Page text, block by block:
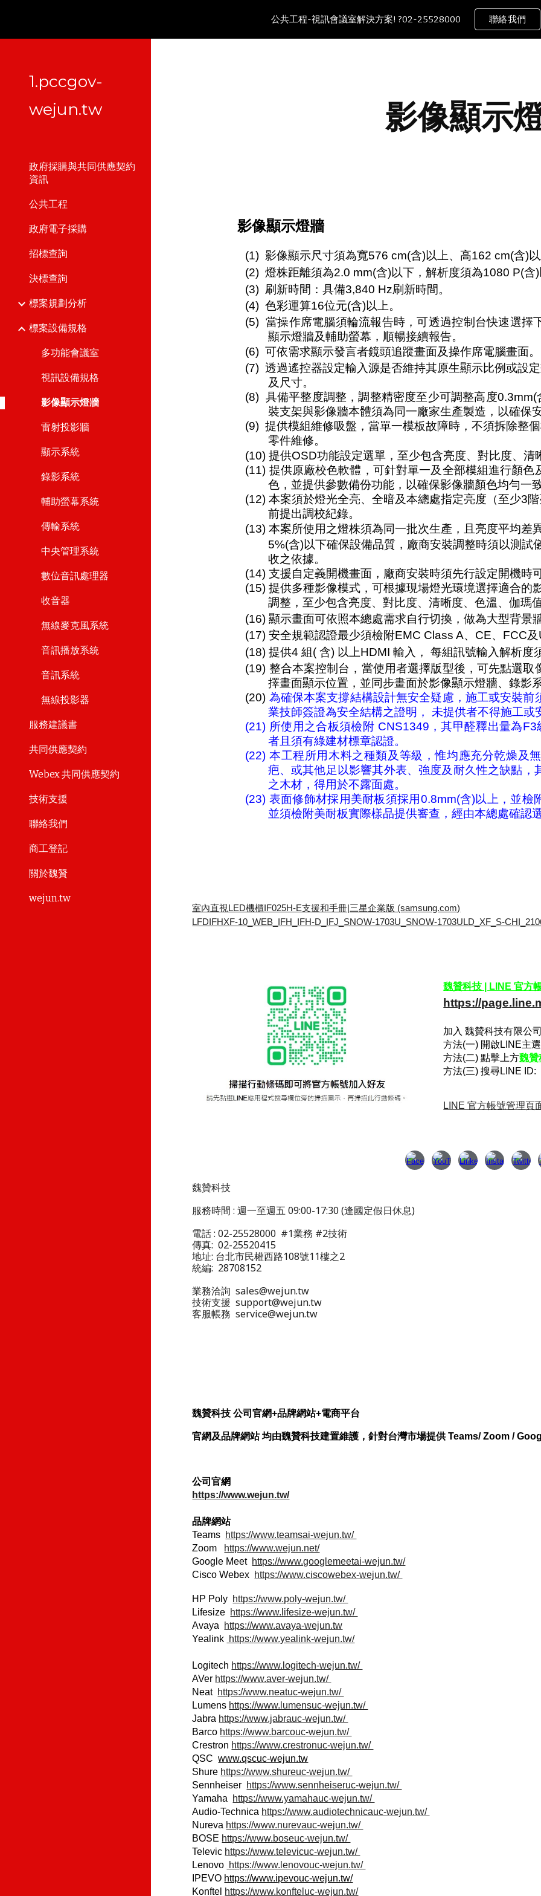
Skip to main content Skip to
公共工程-視訊會議室解決方案! ?02-25528000 聯絡我們
1.pccgov-
wejun.tw
政府採購與共同供應契約
資訊
公共工程
政府電子採購
招標查詢
決標查詢
標案規劃分析
標案設備規格
多功能會議室
視訊設備規格
影像顯示燈牆
雷射投影牆
顯示系統
錄影系統
輔助螢幕系統
傳輸系統
中央管理系統
數位音訊處理器
收音器
無線麥克風系統
音訊播放系統
音訊系統
無線投影器
服務建議書
共同供應契約
Webex 共同供應契約
技術支援
聯絡我們
商工登記
關於魏贊
wejun.tw
影像顯示
影像顯示燈牆
(1) 影像顯示尺寸須為寬576 cm(含)以上、高162 cm(含)以
(2) 燈株距離須為2.0 mm(含)以下，解析度須為1080 P(含)
(3) 刷新時間：具備3,840 Hz刷新時間。
(4) 色彩運算16位元(含)以上。
(5) 當操作席電腦須輪流報告時，可透過控制台快速選擇
顯示燈牆及輔助螢幕，順暢接續報告。
(6) 可依需求顯示發言者鏡頭追蹤畫面及操作席電腦畫面。
(7) 透過遙控器設定輸入源是否維持其原生顯示比例或設
及尺寸。
(8) 具備平整度調整，調整精密度至少可調整高度
裝支架與影像牆本體須為同一廠家生產製造，以確保
(9) 提供模組維修吸盤，當單一模板故障時，不須拆除整
零件維修。
(10) 提供OSD功能設定選單，至少包含亮度、對比度、清
(11) 提供原廠校色軟體，可針對單一及全部模組進行顏
色，並提供參數備份功能，以確保影像牆顏色均勻一致
(12) 本案須於燈光全亮、全暗及本總處指定亮度（至少3
前提出調校紀錄。
(13) 本案所使用之燈株須為同一批次生產，且亮度平均差
5%(含)以下確保設備品質，廠商安裝調整時須以測試
收之依據。
(14) 支援自定義開機畫面，廠商安裝時須先行設定開機時
(15) 提供多種影像模式，可根據現場燈光環境選擇適合的
調整，至少包含亮度、對比度、清晰度、色溫、伽瑪
(16) 顯示畫面可依照本總處需求自行切換，做為大型背景
(17) 安全規範認證最少須檢附EMC Class A、CE、FCC及
(18) 提供4 組( 含) 以上HDMI 輸入， 每組訊號輸入解析度
(19) 整合本案控制台，當使用者選擇版型後，可先點選
擇畫面顯示位置，並同步畫面於影像顯示燈牆、錄影
(20) 為確保本案支撐結構設計無安全疑慮，施工或安裝
業技師簽證為安全結構之證明， 未提供者不得施工或
(21) 所使用之合板須檢附 CNS1349，其甲醛釋出量為
者且須有綠建材標章認證。
(22) 本工程所用木料之種類及等級，惟均應充分乾燥及
疤、或其他足以影響其外表、強度及耐久性之缺點
之木材，得用於不露面處。
(23) 表面修飾材採用美耐板須採用0.8mm(含)以上，並檢
並須檢附美耐板實際樣品提供審查，經由本總處確認
室內直視LED機櫃IF025H-E支援和手冊|三星企業版 (samsung.com)
LFDIFHXF-10_WEB_IFH_IFH-D_IFJ_SNOW-1703U_SNOW-1703ULD_XF_S-
魏贊科技 | LINE 官方
https://
加入 魏贊科技有限公
方法(一) 開啟LINE主
方法(二) 點擊上方魏贊
方法(三) 搜尋LINE ID:
LINE 官方帳號管理頁
魏贊科技
服務時間 : 週一至週五 09:00-17:30 (逢國定假日休息)
電話 : 02-25528000 #1業務 #2技術
傳真: 02-25520415
地址: 台北市民權西路108號11樓之2
統編: 28708152
業務洽詢 sales@wejun.tw
技術支援 support@wejun.tw
客服帳務 service@wejun.tw
魏贊科技 公司官網+品牌網站+電商平台
官網及品牌網站 均由魏贊科技建置維護，針對台灣市場提供 Teams/ Zoom /
公司官網
https://www.wejun.tw/
品牌網站
Teams https://www.teamsai-wejun.tw/
Zoom https://www.wejun.net/
Google Meet https://www.googlemeetai-wejun.tw/
Cisco Webex https://www.ciscowebex-wejun.tw/
HP Poly https://www.poly-wejun.tw/
Lifesize https://www.lifesize-wejun.tw/
Avaya https://www.avaya-wejun.tw
Yealink https://www.yealink-wejun.tw/
Logitech https://www.logitech-wejun.tw/
AVer https://www.aver-wejun.tw/
Neat https://www.neatuc-wejun.tw/
Lumens https://www.lumensuc-wejun.tw/
Jabra https://www.jabrauc-wejun.tw/
Barco https://www.barcouc-wejun.tw/
Crestron https://www.crestronuc-wejun.tw/
QSCwww.qscuc-wejun.tw
Shure https://www.shureuc-wejun.tw/
Sennheiser https://www.sennheiseruc-wejun.tw/
Yamaha https://www.yamahauc-wejun.tw/
Audio-Technica https://www.audiotechnicauc-wejun.tw/
Nureva https://www.nurevauc-wejun.tw/
BOSE https://www.boseuc-wejun.tw/
Televic https://www.televicuc-wejun.tw/
Lenovo https://www.lenovouc-wejun.tw/
IPEVO https://www.ipevouc-wejun.tw/
Konftel https://www.konfteluc-wejun.tw/